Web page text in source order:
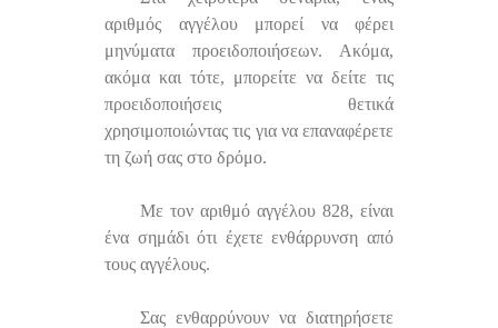
αριθμός αγγέλου μπορεί να φέρει
μηνύματα προειδοποιήσεων. Ακόμα,
ακόμα και τότε, μπορείτε να δείτε τις
προειδοποιήσεις θετικά
χρησιμοποιώντας τις για να επαναφέρετε
τη ζωή σας στο δρόμο.
Με τον αριθμό αγγέλου 828, είναι
ένα σημάδι ότι έχετε ενθάρρυνση από
τους αγγέλους.
Σας ενθαρρύνουν να διατηρήσετε